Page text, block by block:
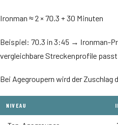
Ironman ≈ 2 × 70.3 + 30 Minuten
Beispiel: 70.3 in 3:45 → Ironman-
vergleichbare Streckenprofile
Bei Agegroupern wird der Zuschlag
NIVEAU